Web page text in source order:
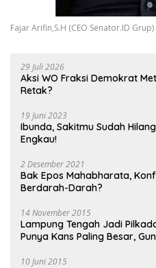
Fajar Arifin,S.H (CEO Senator.ID Grup)
29 Juli 2026
Aksi WO Fraksi Demokrat
Retak?
19 Juni 2023
Ibunda, Sakitmu Sudah
Engkau!
2 Desember 2021
Bak Epos Mahabharata,
Berdarah-Darah?
14 November 2015
Lampung Tengah Jadi
Punya Kans Paling Besar,
10 Juni 2015